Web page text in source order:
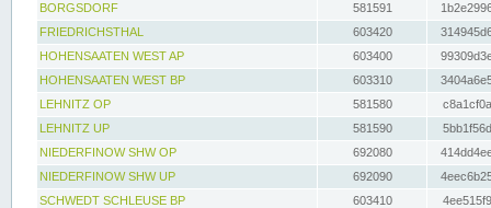
BORGSDORF
581591
FRIEDRICHSTHAL
603420
HOHENSAATEN WEST AP
603400
HOHENSAATEN WEST BP
603310
LEHNITZ OP
581580
LEHNITZ UP
581590
NIEDERFINOW SHW OP
692080
NIEDERFINOW SHW UP
692090
SCHWEDT SCHLEUSE BP
603410